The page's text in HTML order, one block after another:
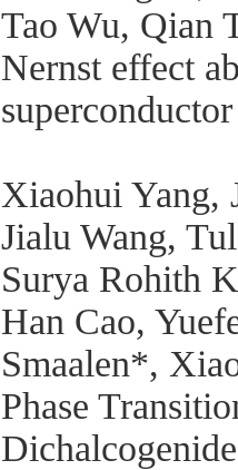
Tao Wu, Qian
Nernst effect
Xiaohui Yang,
Jialu Wang,
Surya Rohith
Han Cao,
Smaalen*,
Phase